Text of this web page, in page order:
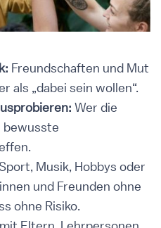
Freundschaften und Mut
als „dabei sein wollen“.
Wer die
bewusste
Musik, Hobbys oder
und Freunden ohne
ohne Risiko.